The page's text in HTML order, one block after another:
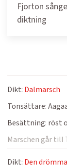
Fjorton
diktning
Dikt: Dalmarsch
Tonsättare:
Besättning: röst
Marschen går till
Dikt: Den